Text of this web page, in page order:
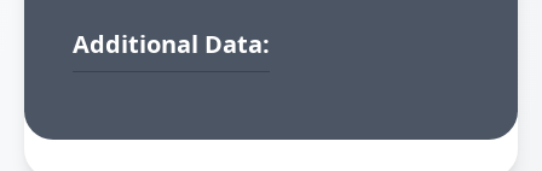
Additional Data: